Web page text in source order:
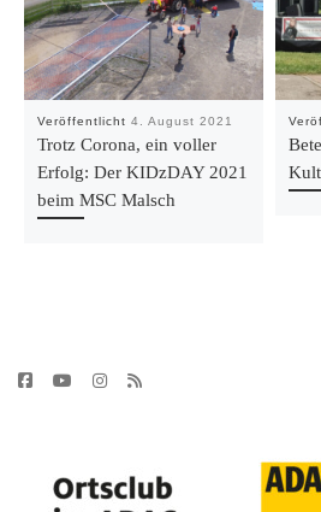
Veröffentlicht 4. August 2021
Trotz Corona, ein voller
Erfolg: Der KIDzDAY 2021
beim MSC Malsch